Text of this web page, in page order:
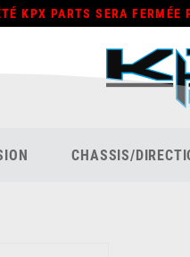
KPX PARTS SERA
CHASSIS/